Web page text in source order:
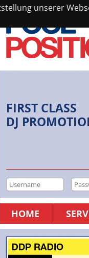
unserer
FIRST CLASS
DJ
HOME